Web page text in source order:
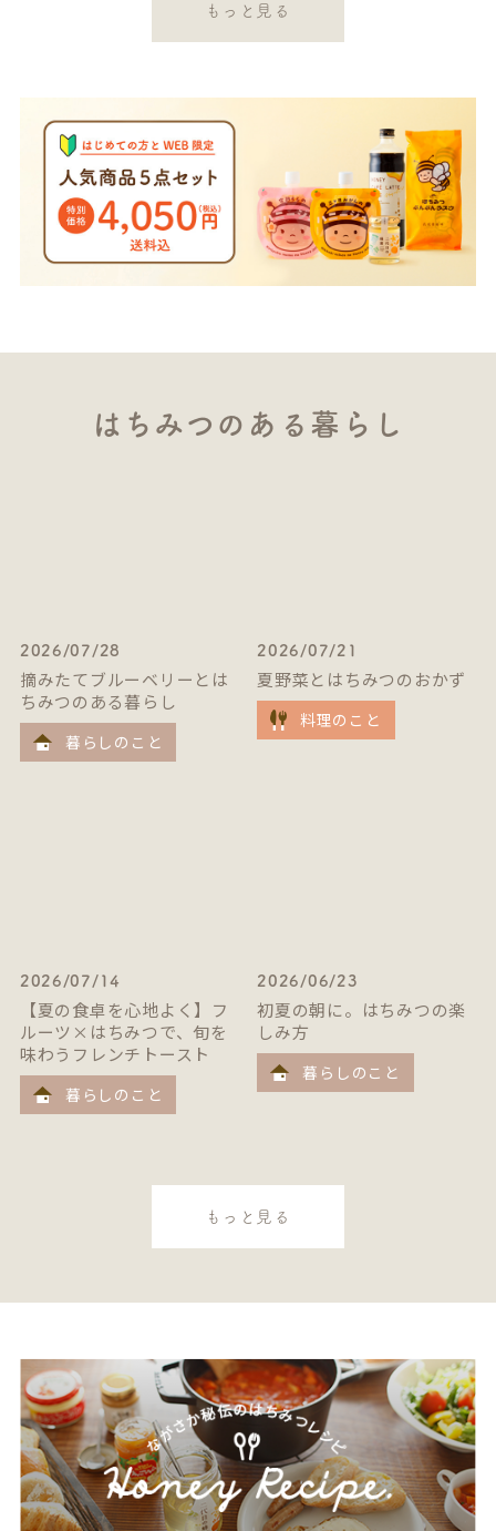
もっと見る
はちみつのある暮らし
2026/07/28
摘みたてブルーベリーとは
ちみつのある暮らし
暮らしのこと
2026/07/21
夏野菜とはちみつのおかず
料理のこと
2026/07/14
【夏の食卓を心地よく】フ
ルーツ×はちみつで、旬を
味わうフレンチトースト
暮らしのこと
2026/06/23
初夏の朝に。はちみつの楽
しみ方
暮らしのこと
もっと見る